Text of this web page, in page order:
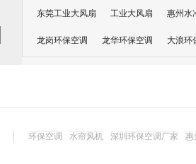
东莞工业大风扇 工业大风扇 惠州水
龙岗环保空调 龙华环保空调 大浪环
环保空调 水帘风机 深圳环保空调厂家 惠